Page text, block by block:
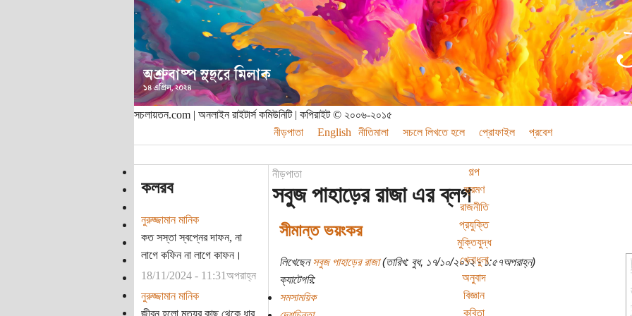
সচলায়তন.com | অনলাইন রাইটার্স কমিউনিটি | কপিরাইট © ২০০৬-২০১৫
নীড়পাতা
English নীতিমালা সচলে লিখতে হলে প্রোফাইল প্রবেশ
গল্প
ভ্রমণ
রাজনীতি
প্রযুক্তি
মুক্তিযুদ্ধ
খেলাধুলা
অনুবাদ
বিজ্ঞান
কবিতা
কলরব
নুরুজ্জামান মানিক
কত সস্তা স্বপ্নের দাফন, না
লাগে কফিন না লাগে কাফন।
18/11/2024 - 11:31অপরাহ্ন
নুরুজ্জামান মানিক
জীবন হলো মৃত্যুর কাছ থেকে ধার
নীড়পাতা
সবুজ পাহাড়ের রাজা এর ব্লগ
সীমান্ত ভয়ংকর
লিখেছেনসবুজ পাহাড়ের রাজা(তারিখ: বুধ, ১৭/১০/২০১২ - ১:৫৭অপরাহ্ন)
ক্যাটেগরি:
সমসাময়িক